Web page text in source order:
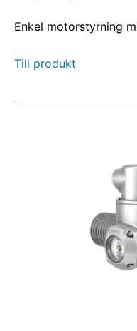
Enkel motorstyrning
Till produkt